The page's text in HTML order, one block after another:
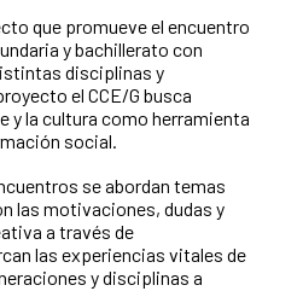
que promueve el encuentro
y bachillerato con
disciplinas y
el CCE/G busca
y la cultura como herramienta
social.
se abordan temas
las motivaciones, dudas y
a través de
las experiencias vitales de
y disciplinas a